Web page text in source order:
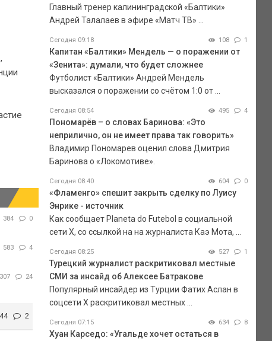
384 0
583 4
24
2
Главный тренер калининградской «Балтики»
Андрей Талалаев в эфире «Матч ТВ» ...
Сегодня 09:18 108 1
Капитан «Балтики» Мендель — о поражении от
«Зенита»: думали, что будет сложнее
Футболист «Балтики» Андрей Мендель
высказался о поражении со счётом 1:0 от ...
Сегодня 08:54 495 4
Пономарёв – о словах Баринова: «Это
неприлично, он не имеет права так говорить»
Владимир Пономарев оценил слова Дмитрия
Баринова о «Локомотиве».
Сегодня 08:40 604 0
«Фламенго» спешит закрыть сделку по Луису
Энрике - источник
Как сообщает Planeta do Futebol в социальной
сети Х, со ссылкой на на журналиста Каэ Мота, ...
Сегодня 08:25 527 1
Турецкий журналист раскритиковал местные
СМИ за инсайд об Алексее Батракове
Популярный инсайдер из Турции Фатих Аслан в
соцсети X раскритиковал местных ...
Сегодня 07:15 634 8
Хуан Карседо: «Угальде хочет остаться в